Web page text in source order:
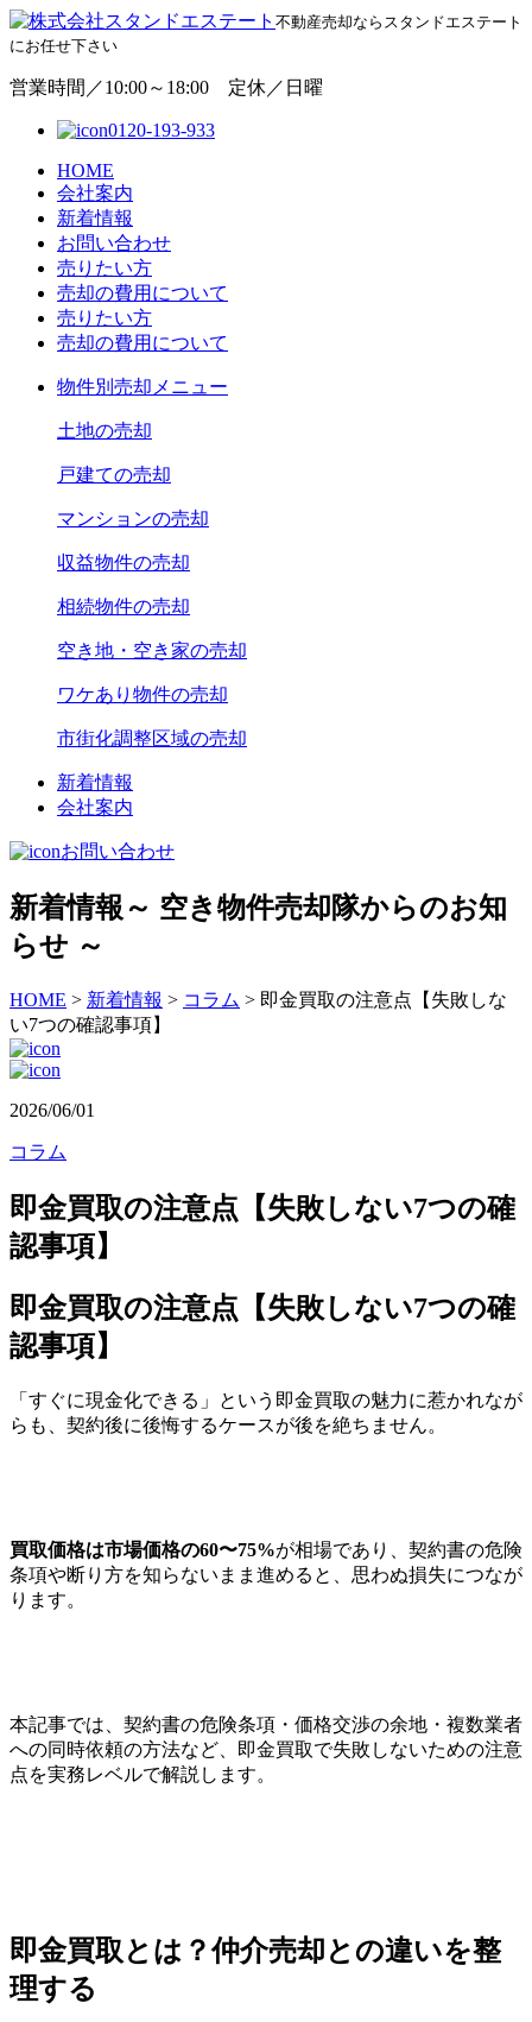
不動産売却ならスタンドエステート
にお任せ下さい
営業時間／10:00～18:00 定休／日曜
0120-193-933
HOME
会社案内
新着情報
お問い合わせ
売りたい方
売却の費用について
売りたい方
売却の費用について
物件別売却メニュー
土地の売却
戸建ての売却
マンションの売却
収益物件の売却
相続物件の売却
空き地・空き家の売却
ワケあり物件の売却
市街化調整区域の売却
新着情報
会社案内
お問い合わせ
新着情報 ～ 空き物件売却隊からのお知
らせ ～
HOME > 新着情報 > コラム > 即金買取の注意点【失敗しな
い7つの確認事項】
2026/06/01
コラム
即金買取の注意点【失敗しない7つの確
認事項】
即金買取の注意点【失敗しない7つの確
認事項】
「すぐに現金化できる」という即金買取の魅力に惹かれなが
らも、契約後に後悔するケースが後を絶ちません。
買取価格は市場価格の60〜75%が相場であり、契約書の危険
条項や断り方を知らないまま進めると、思わぬ損失につなが
ります。
本記事では、契約書の危険条項・価格交渉の余地・複数業者
への同時依頼の方法など、即金買取で失敗しないための注意
点を実務レベルで解説します。
即金買取とは？仲介売却との違いを整
理する